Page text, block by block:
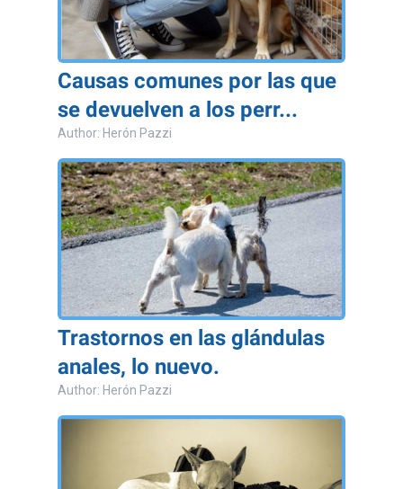
Causas comunes por las que
se devuelven a los perr...
Author: Herón Pazzi
Trastornos en las glándulas
anales, lo nuevo.
Author: Herón Pazzi